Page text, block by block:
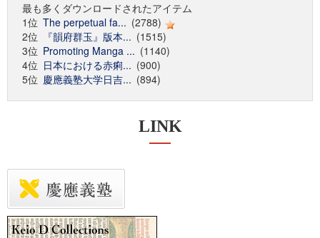
最も多くダウンロードされたアイテム
1位 The perpetual fa... (2788)
2位
『韻府群玉』版本... (1515)
3位 Promoting Manga ... (1140)
4位 日本における赤痢... (900)
5位 慶應義塾大学日吉... (894)
LINK